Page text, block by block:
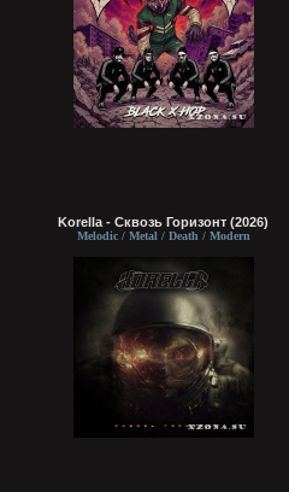
Korella - Сквозь Горизонт (2026)
Melodic / Metal / Death / Modern